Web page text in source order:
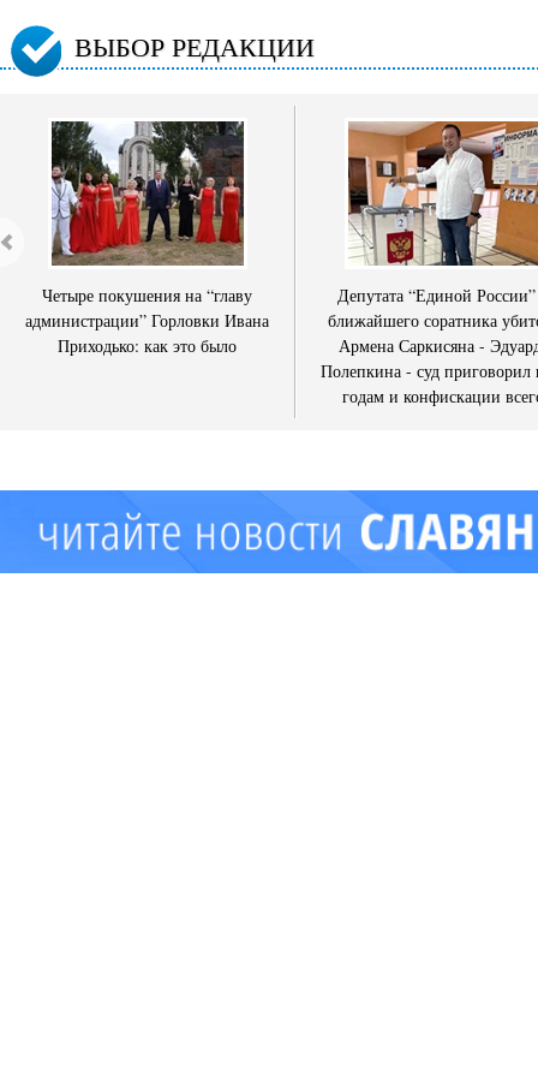
ВЫБОР РЕДАКЦИИ
Четыре покушения на “главу
администрации” Горловки Ивана
Приходько: как это было
Депутата “Единой
ближайшего соратника
Армена Саркисяна -
Полепкина - суд приговорил
годам и конфискации